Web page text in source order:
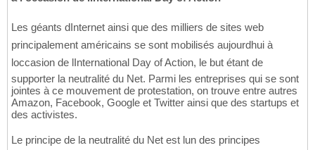
Les géants dInternet ainsi que des milliers de sites web
principalement américains se sont mobilisés aujourdhui à
loccasion de lInternational Day of Action, le but étant de
supporter la neutralité du Net. Parmi les entreprises qui se sont
jointes à ce mouvement de protestation, on trouve entre autres
Amazon, Facebook, Google et Twitter ainsi que des startups et
des activistes.
Le principe de la neutralité du Net est lun des principes